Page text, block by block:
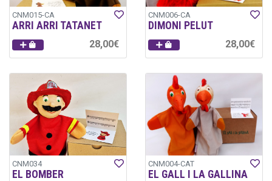
CNM015-CA
ARRI ARRI TATANET
28,00€
CNM006-CA
DIMONI PELUT
28,00€
CNM034
EL BOMBER
CNM004-CAT
EL GALL I LA GALLINA